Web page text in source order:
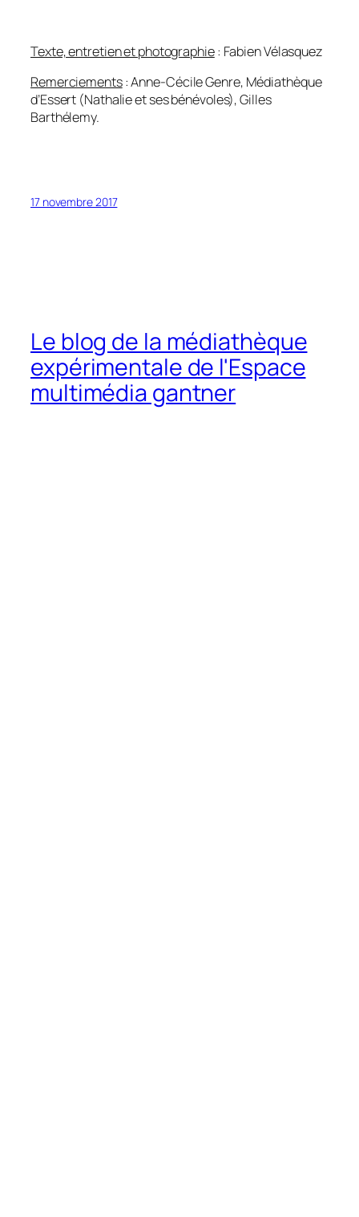
Texte, entretien et photographie: Fabien Vélasquez
Remerciements: Anne-Cécile Genre, Médiathèque
d’Essert (Nathalie et ses bénévoles), Gilles
Barthélemy.
17 novembre 2017
Le blog de la médiathèque
expérimentale de l'Espace
multimédia gantner